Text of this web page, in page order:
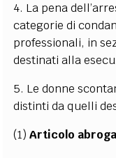
4. La pena
categorie di
professionali, in
destinati alla
5. Le donne
distinti da quelli
(1)Articolo